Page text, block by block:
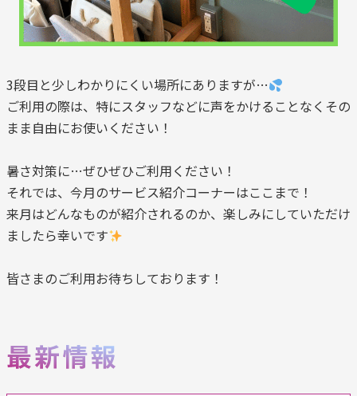
3段目と少しわかりにくい場所にありますが…
ご利用の際は、特にスタッフなどに声をかけることなくその
まま自由にお使いください！
暑さ対策に…ぜひぜひご利用ください！
それでは、今月のサービス紹介コーナーはここまで！
来月はどんなものが紹介されるのか、楽しみにしていただけ
ましたら幸いです
皆さまのご利用お待ちしております！